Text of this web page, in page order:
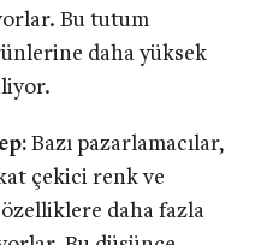
Bu tutum
daha yüksek
Bazı pazarlamacılar,
çekici renk ve
daha fazla